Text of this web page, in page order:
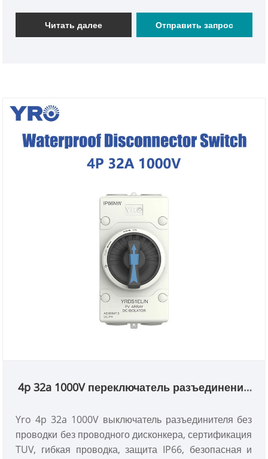
Читать далее Отправить запрос
4p 32a 1000V переключатель разъединения
Yro 4p 32a 1000V выключатель разъединителя без
проводки без проводного дисконкера, сертификация
TUV, гибкая проводка, защита IP66, безопасная и